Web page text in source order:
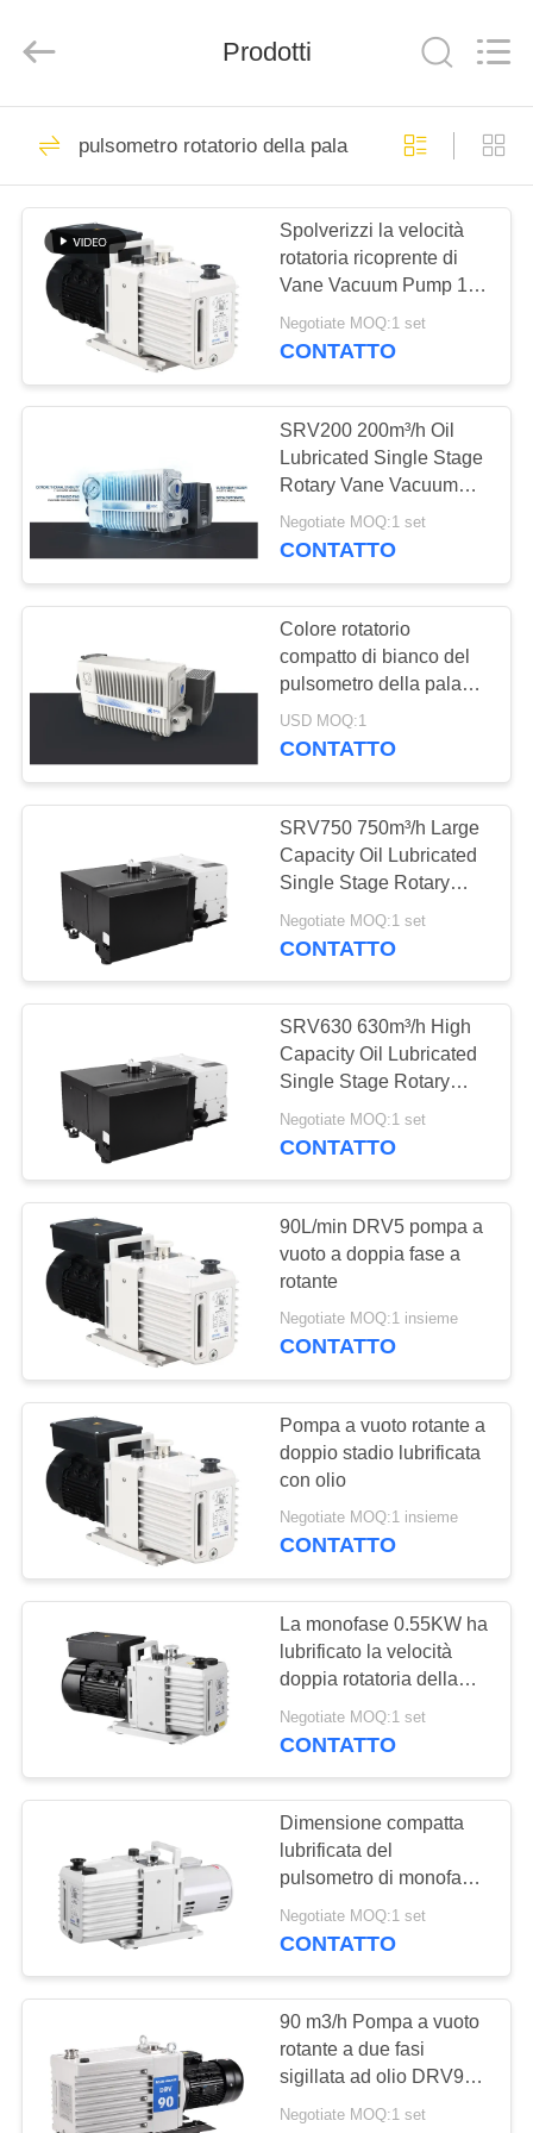
CASA.
PRODOTTI
NOI
VISITA
FABBRICA
CONTROLLO
DELLA
QUALITÀ
CONTATTACI
CHIEDI UN
PREVENTIVO
BAOSI
COMPRESSOR
MAPPA
SITO
POLITICA
SULLA
PRIVACY
Equipment
Rights
pulsometro rotatorio
della pala
Pulsometro del
rotolo
13
Pulsometro asciutto
della vite
pulsometro di radici
25
Pulsometro di
ripetitore
sistema del
pulsometro
4
Filtro dalla foschia
dell'olio
Alto tubo a vuoto
Prodotti
pulsometro rotatorio della pala
Spolverizzi la velocità
rotatoria ricoprente di
Vane Vacuum Pump 16
CBM/H 0,55 chilowatt di
potere DRV16 del
Negotiate MOQ:1 set
CONTATTO
SRV200 200m³/h Oil
Lubricated Single Stage
Rotary Vane Vacuum
Pump for Industrial
Vacuum Applications
Negotiate MOQ:1 set
CONTATTO
Colore rotatorio
compatto di bianco del
pulsometro della pala
della singola fase
Srv300 300 M3/H
USD MOQ:1
CONTATTO
SRV750 750m³/h Large
Capacity Oil Lubricated
Single Stage Rotary
Vane Vacuum Pump for
Industrial Systems
Negotiate MOQ:1 set
CONTATTO
SRV630 630m³/h High
Capacity Oil Lubricated
Single Stage Rotary
Vane Vacuum Pump for
Heavy Industry
Negotiate MOQ:1 set
CONTATTO
90L/min DRV5 pompa a
vuoto a doppia fase a
rotante
Negotiate MOQ:1 insieme
CONTATTO
Pompa a vuoto rotante a
doppio stadio lubrificata
con olio
Negotiate MOQ:1 insieme
CONTATTO
La monofase 0.55KW ha
lubrificato la velocità
doppia rotatoria della
fase 16 CBM/h del
pulsometro della pala
Negotiate MOQ:1 set
CONTATTO
Dimensione compatta
lubrificata del
pulsometro di monofase
DRV10 a basso rumore
Negotiate MOQ:1 set
CONTATTO
90 m3/h Pompa a vuoto
rotante a due fasi
sigillata ad olio DRV90
RAL 7047
Negotiate MOQ:1 set